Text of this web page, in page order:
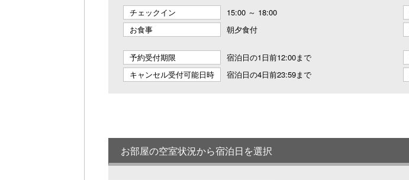
チェックイン 15:00 ～ 18:00
お食事
朝夕食付
予約受付期限
宿泊日の1日前12:00まで
キャンセル受付可能日時
宿泊日の4日前23:59まで
お部屋の空室状況から宿泊日を選択